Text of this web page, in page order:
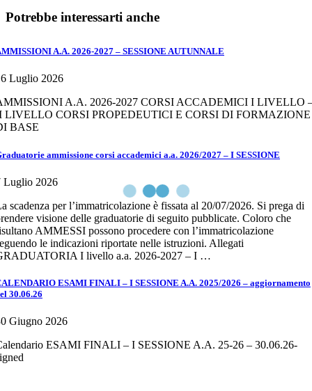
Potrebbe interessarti anche
A.A. 2026-2027 – SESSIONE AUTUNNALE
Luglio 2026
A.A. 2026-2027 CORSI ACCADEMICI I LIVELLO
LIVELLO CORSI PROPEDEUTICI E CORSI DI FORMAZIONE
BASE
ammissione corsi accademici a.a. 2026/2027 – I SESSIONE
Luglio 2026
scadenza per l’immatricolazione è fissata al 20/07/2026. Si prega di
visione delle graduatorie di seguito pubblicate. Coloro che
AMMESSI possono procedere con l’immatricolazione
le indicazioni riportate nelle istruzioni. Allegati
I livello a.a. 2026-2027 – I …
ESAMI FINALI – I SESSIONE A.A. 2025/2026 – aggiornamento
30.06.26
Giugno 2026
ESAMI FINALI – I SESSIONE A.A. 25-26 – 30.06.26-